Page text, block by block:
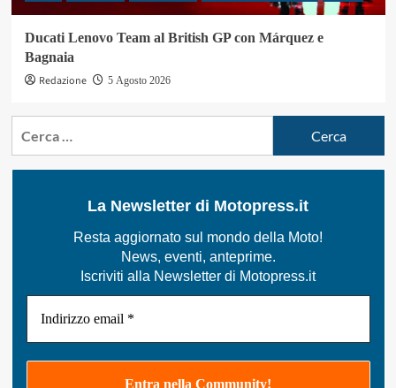
Ducati Lenovo Team al British GP con Márquez e
Bagnaia
Redazione
5 Agosto 2026
La Newsletter di Motopress.it
Resta aggiornato sul mondo della Moto!
News, eventi, anteprime.
Iscriviti alla Newsletter di Motopress.it